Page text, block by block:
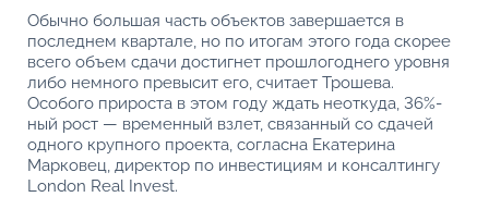
Обычно большая часть объектов завершается в
последнем квартале, но по итогам этого года скорее
всего объем сдачи достигнет прошлогоднего уровня
либо немного превысит его, считает Трошева.
Особого прироста в этом году ждать неоткуда, 36%-
ный рост — временный взлет, связанный со сдачей
одного крупного проекта, согласна Екатерина
Марковец, директор по инвестициям и консалтингу
London Real Invest.